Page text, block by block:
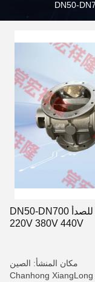
صمام النجم الدواري من الفولاذ المقاوم للصدأ DN50-DN700
220V 380V 440V
مكان المنشأ: الصين